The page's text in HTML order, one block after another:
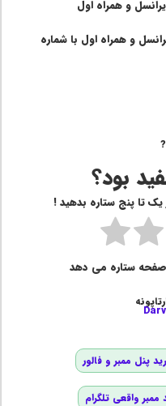
و همراه اول
و همراه اول با شماره
بود؟
یک تا پنج ستاره بدهید !
صفحه ستاره می دهد
پنل ممبر و فالور
ممبر واقعی تلگرام